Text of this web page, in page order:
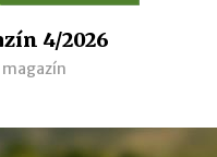
4/2026